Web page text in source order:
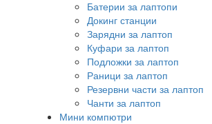
Батерии за лаптопи
Докинг станции
Зарядни за лаптоп
Куфари за лаптоп
Подложки за лаптоп
Раници за лаптоп
Резервни части за лаптоп
Чанти за лаптоп
Мини компютри